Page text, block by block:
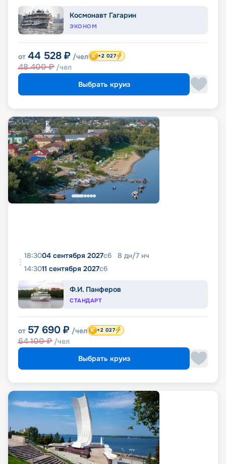
Космонавт Гагарин
ЭКОНОМ
от 44 528 ₽ /чел
48 400₽ /чел
+2 027
Выбрать круиз
18:3004 сентября 2027сб 8 дн/7 нч
14:3011 сентября 2027сб
Ф.И. Панферов
СТАНДАРТ
от 57 690 ₽ /чел
64 100₽ /чел
+2 027
Выбрать круиз